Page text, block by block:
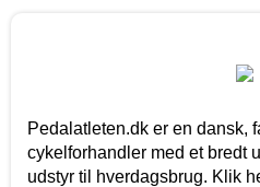
Pedalatleten.dk er en dansk,
cykelforhandler med et bredt
udstyr til hverdagsbrug. Klik